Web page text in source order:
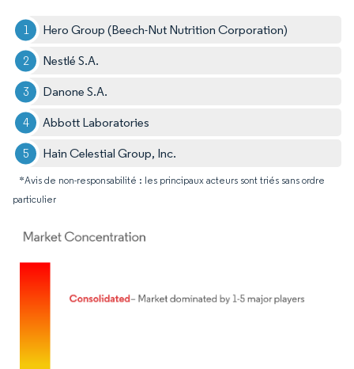
Hero Group (Beech-Nut Nutrition Corporation)
Nestlé S.A.
Danone S.A.
Abbott Laboratories
Hain Celestial Group, Inc.
*Avis de non-responsabilité : les principaux acteurs sont triés sans ordre
particulier